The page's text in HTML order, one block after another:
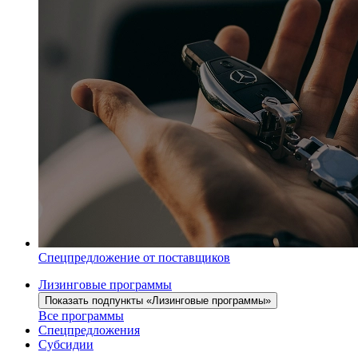
Спецпредложение от поставщиков
Лизинговые программы
Показать подпункты «Лизинговые программы»
Все программы
Спецпредложения
Субсидии